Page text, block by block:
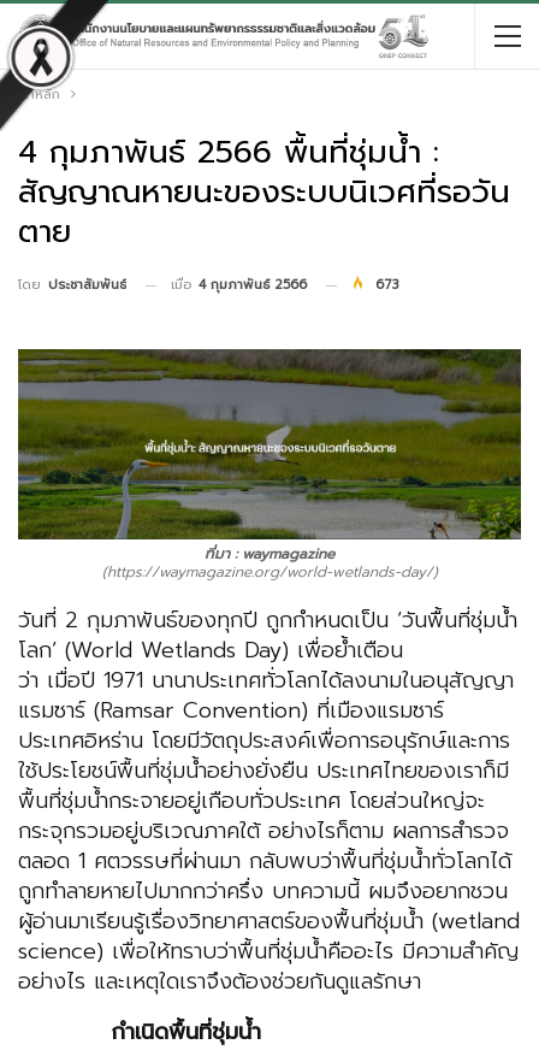
หน้าหลัก
4 กุมภาพันธ์ 2566 พื้นที่ชุ่มน้ำ :
สัญญาณหายนะของระบบนิเวศที่รอวัน
ตาย
โดย ประชาสัมพันธ์ เมื่อ 4 กุมภาพันธ์ 2566 673
ที่มา : waymagazine
(https://waymagazine.org/world-wetlands-day/)
วันที่ 2 กุมภาพันธ์ของทุกปี ถูกกำหนดเป็น ‘วันพื้นที่ชุ่มน้ำ
โลก’ (World Wetlands Day) เพื่อย้ำเตือน
ว่า เมื่อปี 1971 นานาประเทศทั่วโลกได้ลงนามในอนุสัญญา
แรมซาร์ (Ramsar Convention) ที่เมืองแรมซาร์
ประเทศอิหร่าน โดยมีวัตถุประสงค์เพื่อการอนุรักษ์และการ
ใช้ประโยชน์พื้นที่ชุ่มน้ำอย่างยั่งยืน ประเทศไทยของเราก็มี
พื้นที่ชุ่มน้ำกระจายอยู่เกือบทั่วประเทศ โดยส่วนใหญ่จะ
กระจุกรวมอยู่บริเวณภาคใต้ อย่างไรก็ตาม ผลการสำรวจ
ตลอด 1 ศตวรรษที่ผ่านมา กลับพบว่าพื้นที่ชุ่มน้ำทั่วโลกได้
ถูกทำลายหายไปมากกว่าครึ่ง บทความนี้ ผมจึงอยากชวน
ผู้อ่านมาเรียนรู้เรื่องวิทยาศาสตร์ของพื้นที่ชุ่มน้ำ (wetland
science) เพื่อให้ทราบว่าพื้นที่ชุ่มน้ำคืออะไร มีความสำคัญ
อย่างไร และเหตุใดเราจึงต้องช่วยกันดูแลรักษา
กำเนิดพื้นที่ชุ่มน้ำ